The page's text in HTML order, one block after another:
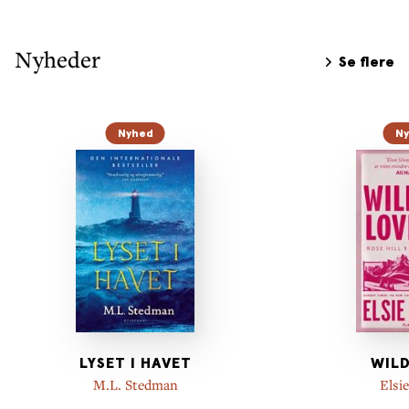
Nyheder Se flere
Nyhed
LYSET I HAVET
M.L. Stedman